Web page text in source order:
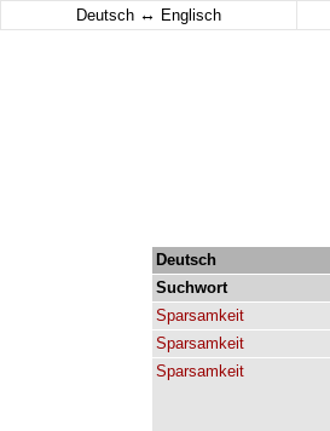
Deutsch ↔ Englisch
Deutsch
Suchwort
Sparsamkeit
Sparsamkeit
Sparsamkeit